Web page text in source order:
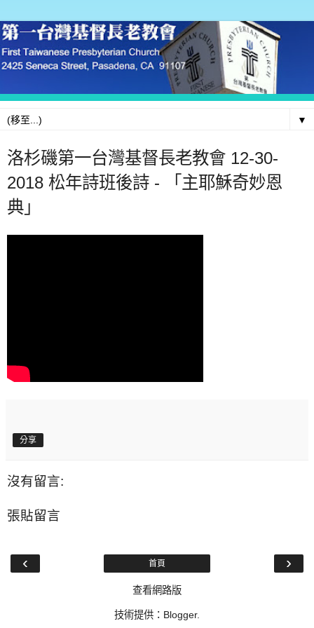
▼
洛杉磯第一台灣基督長老教會 12-30-
2018 松年詩班後詩 - 「主耶穌奇妙恩
典」
分享
沒有留言:
張貼留言
‹ ›
首頁
查看網路版
技術提供： Blogger.